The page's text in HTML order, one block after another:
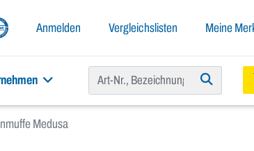
Anmelden Vergleichslisten Meine
Medusa